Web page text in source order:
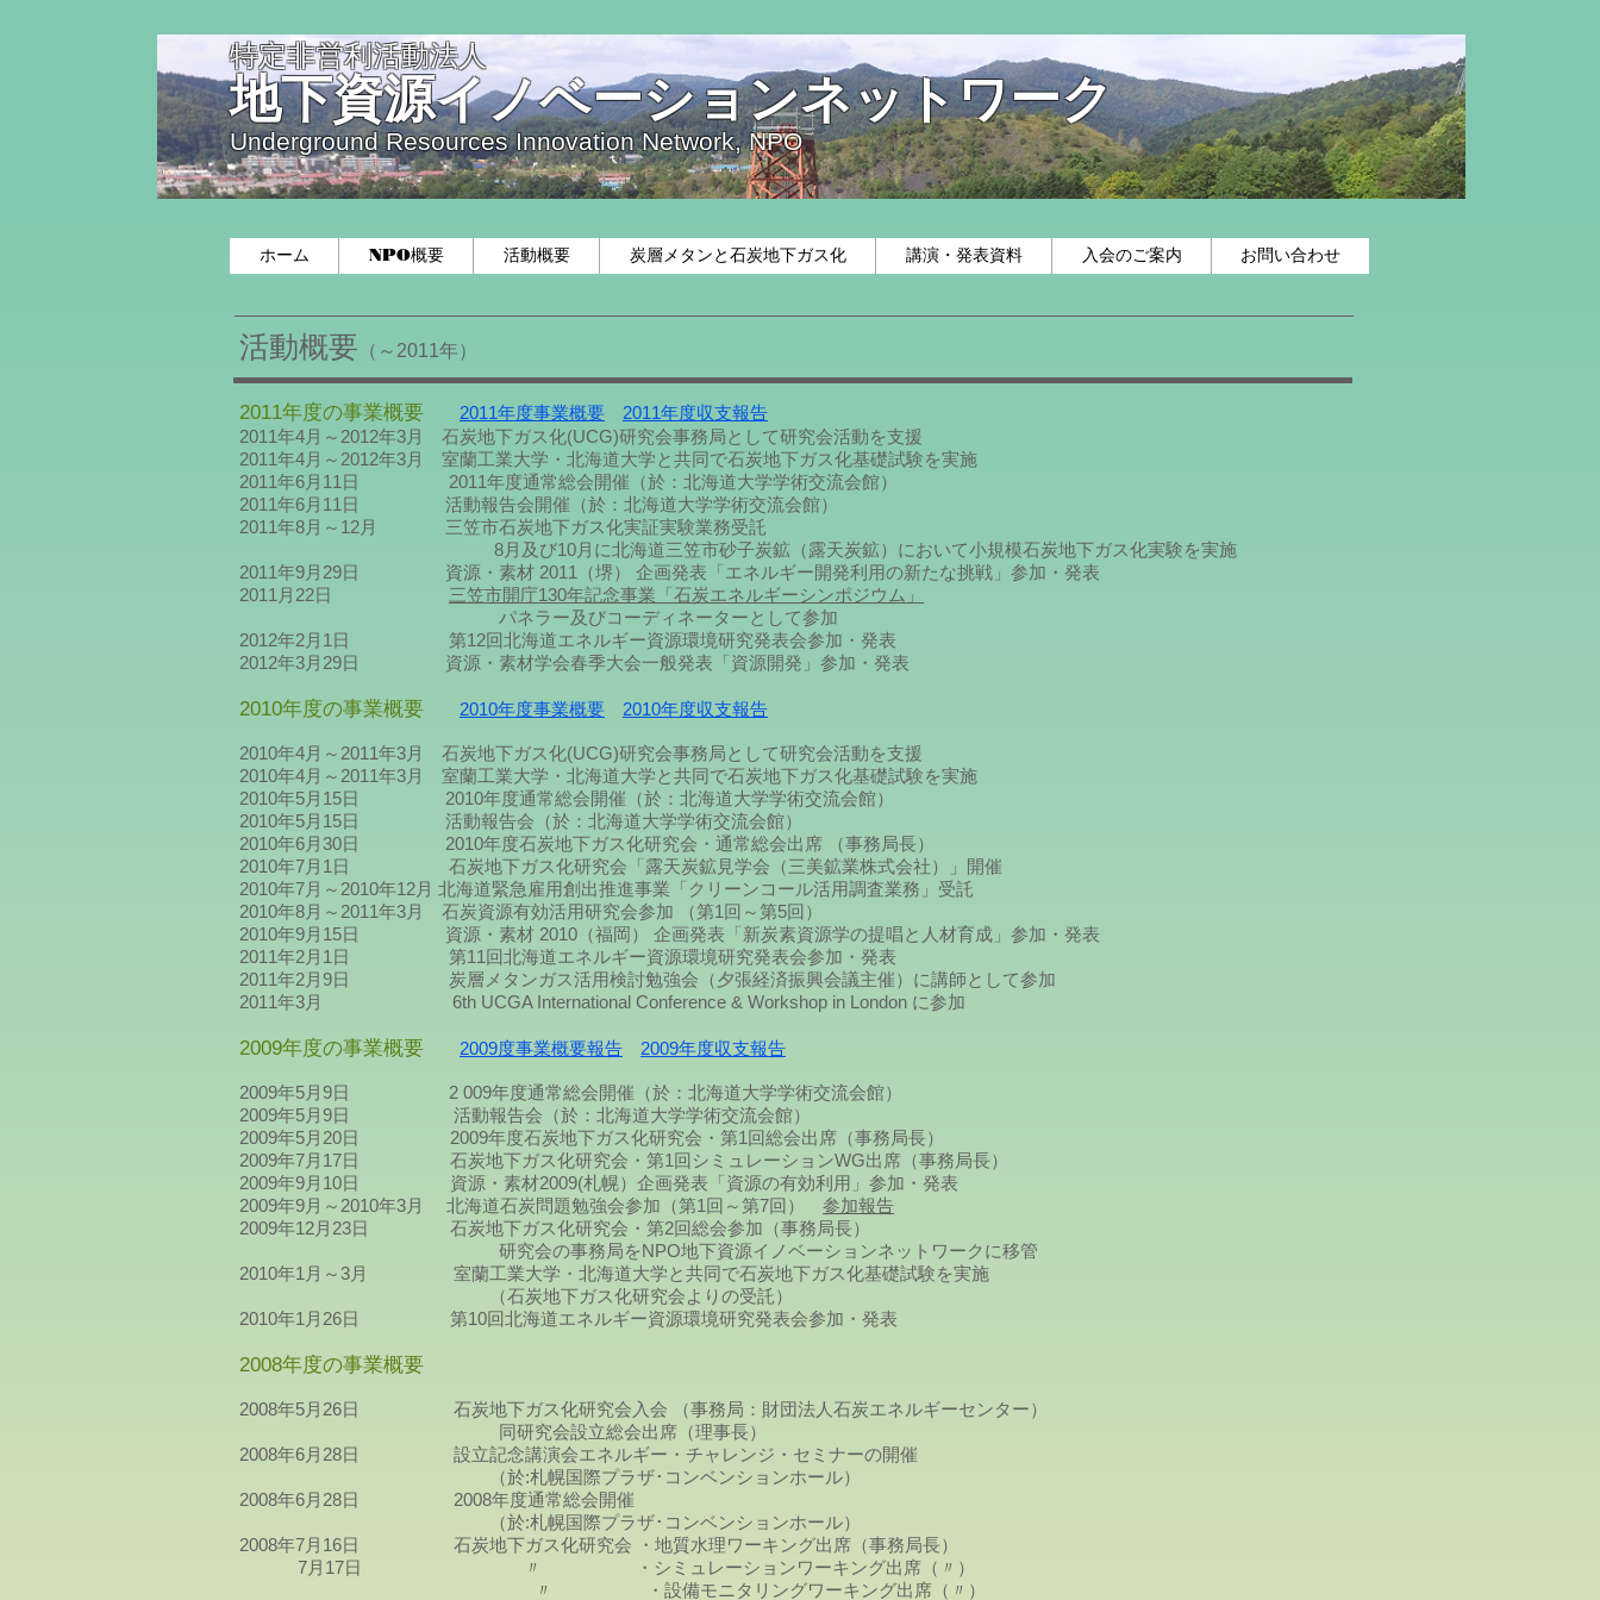
特定非営利活動法人
地下資源イノベーションネットワーク
Underground Resources Innovation Network, NPO
ホーム NPO概要 活動概要 炭層メタンと石炭地下ガス化 講演・発表資料 入会のご案内 お問い合わせ
活動概要 （～2011年）
2011年度の事業概要 2011年度事業概要
2011年度収支報告
2011年4月～2012年3月 石炭地下ガス化(UCG)研究会事務局として研究会活動を支援
2011年4月～2012年3月 室蘭工業大学・北海道大学と共同で石炭地下ガス化基礎試験を実施
2011年6月11日 2011年度通常総会開催（於：北海道大学学術交流会館）
2011年6月11日 活動報告会開催（於：北海道大学学術交流会館）
2011年8月～12月 三笠市石炭地下ガス化実証実験業務受託
8月及び10月に北海道三笠市砂子炭鉱（露天炭鉱）において小規模石炭地下ガス化実験を実施
2011年9月29日 資源・素材 2011（堺） 企画発表「エネルギー開発利用の新たな挑戦」参加・発表
2011月22日 三笠市開庁130年記念事業「石炭エネルギーシンポジウム」
パネラー及びコーディネーターとして参加
2012年2月1日 第12回北海道エネルギー資源環境研究発表会参加・発表
2012年3月29日 資源・素材学会春季大会一般発表「資源開発」参加・発表
2010年度の事業概要 2010年度事業概要 2010年度収支報告
2010年4月～2011年3月 石炭地下ガス化(UCG)研究会事務局として研究会活動を支援
2010年4月～2011年3月 室蘭工業大学・北海道大学と共同で石炭地下ガス化基礎試験を実施
2010年5月15日 2010年度通常総会開催（於：北海道大学学術交流会館）
2010年5月15日 活動報告会（於：北海道大学学術交流会館）
2010年6月30日 2010年度石炭地下ガス化研究会・通常総会出席 （事務局長）
2010年7月1日 石炭地下ガス化研究会「露天炭鉱見学会（三美鉱業株式会社）」開催
2010年7月～2010年12月 北海道緊急雇用創出推進事業「クリーンコール活用調査業務」受託
2010年8月～2011年3月 石炭資源有効活用研究会参加 （第1回～第5回）
2010年9月15日 資源・素材 2010（福岡） 企画発表「新炭素資源学の提唱と人材育成」参加・発表
2011年2月1日 第11回北海道エネルギー資源環境研究発表会参加・発表
2011年2月9日 炭層メタンガス活用検討勉強会（夕張経済振興会議主催）に講師として参加
2011年3月 6th UCGA International Conference & Workshop in London に参加
2009年度の事業概要 2009度事業概要報告 2009年度収支報告
2009年5月9日 2 009年度通常総会開催（於：北海道大学学術交流会館）
2009年5月9日 活動報告会（於：北海道大学学術交流会館）
2009年5月20日 2009年度石炭地下ガス化研究会・第1回総会出席（事務局長）
2009年7月17日 石炭地下ガス化研究会・第1回シミュレーションWG出席（事務局長）
2009年9月10日 資源・素材2009(札幌）企画発表「資源の有効利用」参加・発表
2009年9月～2010年3月 北海道石炭問題勉強会参加（第1回～第7回） 参加報告
2009年12月23日 石炭地下ガス化研究会・第2回総会参加（事務局長）
研究会の事務局をNPO地下資源イノベーションネットワークに移管
2010年1月～3月 室蘭工業大学・北海道大学と共同で石炭地下ガス化基礎試験を実施
（石炭地下ガス化研究会よりの受託）
2010年1月26日 第10回北海道エネルギー資源環境研究発表会参加・発表
2008年度の事業概要
2008年5月26日 石炭地下ガス化研究会入会 （事務局：財団法人石炭エネルギーセンター）
同研究会設立総会出席（理事長）
2008年6月28日 設立記念講演会エネルギー・チャレンジ・セミナーの開催
（於:札幌国際プラザ･コンベンションホール）
2008年6月28日 2008年度通常総会開催
（於:札幌国際プラザ･コンベンションホール）
2008年7月16日 石炭地下ガス化研究会 ・地質水理ワーキング出席（事務局長）
7月17日 〃 ・シミュレーションワーキング出席（〃）
〃 ・設備モニタリングワーキング出席（〃）